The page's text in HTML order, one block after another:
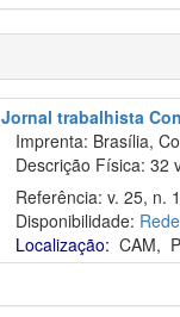
Jornal trabalhista
Imprenta: Brasília,
Descrição Física: 32
Referência: v. 25, n.
Disponibilidade:
Localização: CAM,